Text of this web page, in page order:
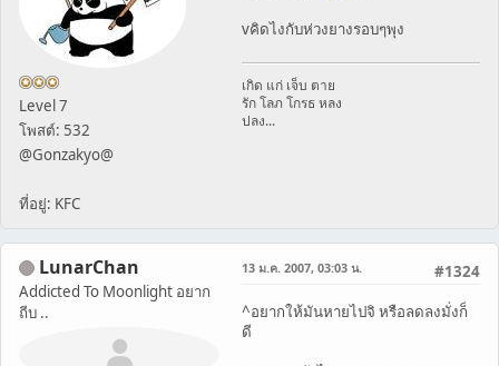
Level 7
โพสต์: 532
@Gonzakyo@
ที่อยู่: KFC
vคิดไงกับห่วงยางรอบๆพุง
เกิด แก่ เจ็บ ตาย
รัก โลภ โกรธ หลง
ปลง...
LunarChan
Addicted To Moonlight อยาก
ถีบ ..
#1324
13 ม.ค. 2007, 03:03 น.
^อยากให้มันหายไปจิ หรือลดลงมั่งก็
ดี